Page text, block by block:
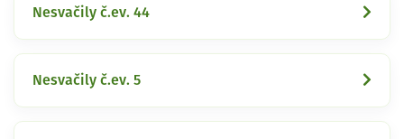
Nesvačily č.ev. 44
Nesvačily č.ev. 5